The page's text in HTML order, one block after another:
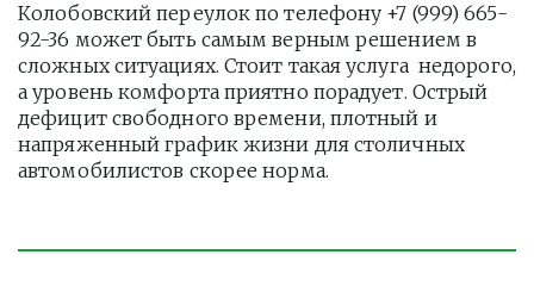
Колобовский переулок по телефону +7 (999) 665-
92-36 может быть самым верным решением в
сложных ситуациях. Стоит такая услуга  недорого,
а уровень комфорта приятно порадует. Острый
дефицит свободного времени, плотный и
напряженный график жизни для столичных
автомобилистов скорее норма.